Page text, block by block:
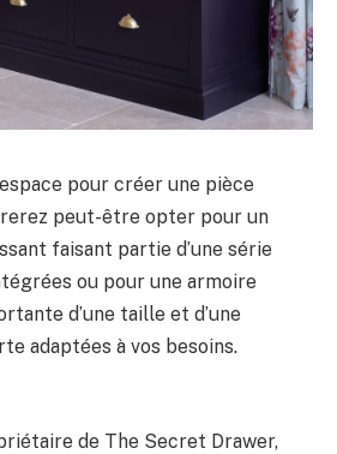
pour créer une pièce
peut-être opter pour un
faisant partie d’une série
ou pour une armoire
d’une taille et d’une
adaptées à vos besoins.
de The Secret Drawer,